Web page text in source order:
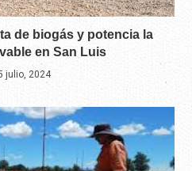
de biogás y potencia la
en San Luis
julio, 2024